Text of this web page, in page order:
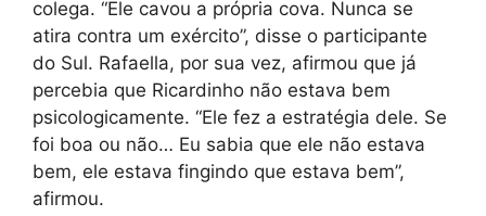
colega. “Ele cavou a própria cova. Nunca se
atira contra um exército”, disse o participante
do Sul. Rafaella, por sua vez, afirmou que já
percebia que Ricardinho não estava bem
psicologicamente. “Ele fez a estratégia dele. Se
foi boa ou não… Eu sabia que ele não estava
bem, ele estava fingindo que estava bem”,
afirmou.